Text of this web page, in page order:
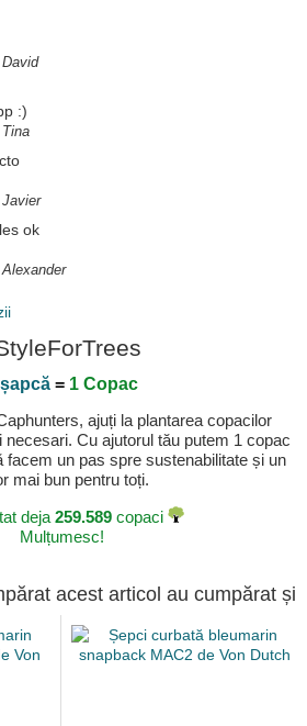
:)
ok
= 1 Copac
ajuți la plantarea copacilor
Cu ajutorul tău putem 1 copac
un pas spre sustenabilitate și un
mai bun pentru toți.
deja 259.589copaci
Mulțumesc!
acest articol au cumpărat și